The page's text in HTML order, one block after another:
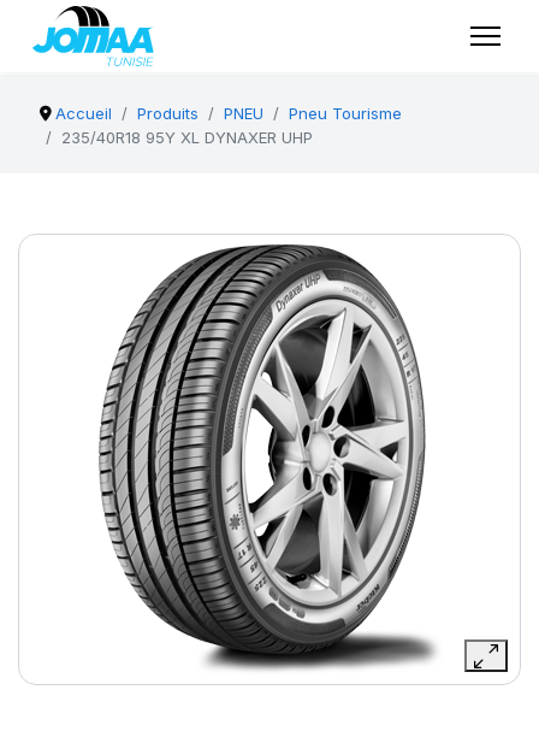
Accueil Produits PNEU
Pneu Tourisme
235/40R18 95Y XL DYNAXER UHP